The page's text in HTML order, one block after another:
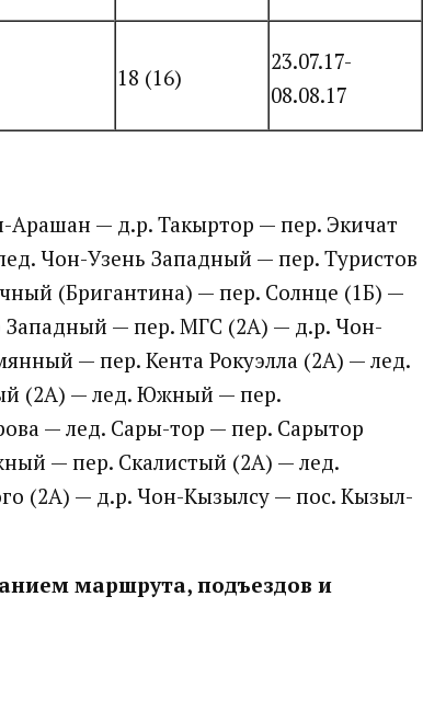
18 (16)
23.07.17-
08.08.17
Арашан — д.р. Такыртор — пер. Экичат
Чон-Узень Западный — пер. Туристов
(Бригантина) — пер. Солнце (1Б) —
Западный — пер. МГС (2А) — д.р. Чон-
— пер. Кента Рокуэлла (2А) — лед.
(2А) — лед. Южный — пер.
— лед. Сары-тор — пер. Сарытор
— пер. Скалистый (2А) — лед.
(2А) — д.р. Чон-Кызылсу — пос. Кызыл-
маршрута, подъездов и